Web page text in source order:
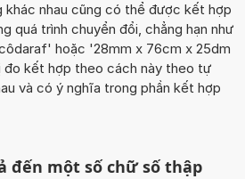
khác nhau cũng có thể được kết hợp
quá trình chuyển đổi, chẳng hạn như
hoặc '28mm x 76cm x 25dm
đo kết hợp theo cách này theo tự
và có ý nghĩa trong phần kết hợp
đến một số chữ số thập